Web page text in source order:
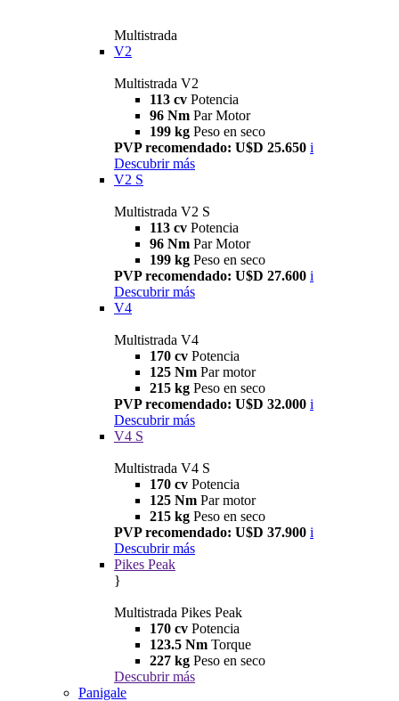
Multistrada
V2
Multistrada V2
113 cv Potencia
96 Nm Par Motor
199 kg Peso en seco
PVP recomendado: U$D 25.650 i
Descubrir más
V2 S
Multistrada V2 S
113 cv Potencia
96 Nm Par Motor
199 kg Peso en seco
PVP recomendado: U$D 27.600 i
Descubrir más
V4
Multistrada V4
170 cv Potencia
125 Nm Par motor
215 kg Peso en seco
PVP recomendado: U$D 32.000 i
Descubrir más
V4 S
Multistrada V4 S
170 cv Potencia
125 Nm Par motor
215 kg Peso en seco
PVP recomendado: U$D 37.900 i
Descubrir más
Pikes Peak
}
Multistrada Pikes Peak
170 cv Potencia
123.5 Nm Torque
227 kg Peso en seco
Descubrir más
Panigale